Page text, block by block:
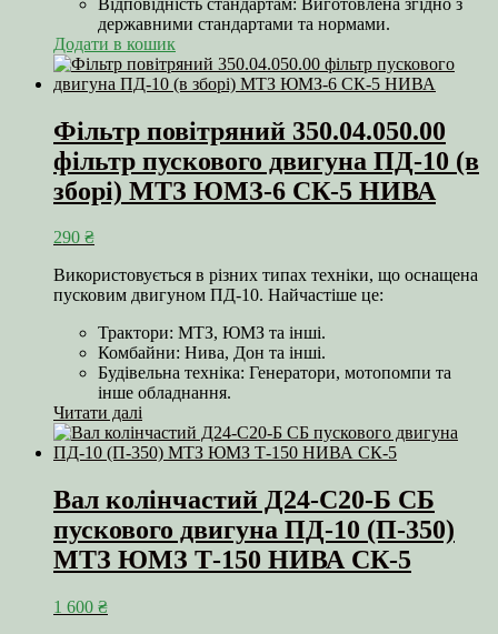
державними стандартами та нормами.
Додати в кошик
Фільтр повітряний 350.04.050.00
фільтр пускового двигуна ПД-10 (в
зборі) МТЗ ЮМЗ-6 СК-5 НИВА
290 ₴
Використовується в різних типах техніки, що оснащена
пусковим двигуном ПД-10. Найчастіше це:
Трактори: МТЗ, ЮМЗ та інші.
Комбайни: Нива, Дон та інші.
Будівельна техніка: Генератори, мотопомпи та
інше обладнання.
Читати далі
Вал колінчастий Д24-С20-Б СБ
пускового двигуна ПД-10 (П-350)
МТЗ ЮМЗ Т-150 НИВА СК-5
1 600 ₴